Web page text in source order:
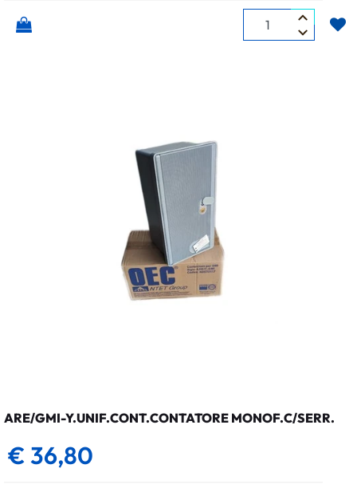
Quantità
ARE/GMI-Y.UNIF.CONT.CONTATORE MONOF.C/SERR.
€ 36,80